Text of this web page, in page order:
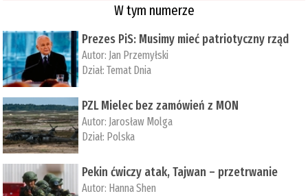
W tym numerze
Prezes PiS: Musimy mieć patriotyczny rząd
Autor: Jan Przemyłski
Dział:Temat Dnia
PZL Mielec bez zamówień z MON
Autor: Jarosław Molga
Dział: Polska
Pekin ćwiczy atak, Tajwan – przetrwanie
Autor: ­Hanna Shen